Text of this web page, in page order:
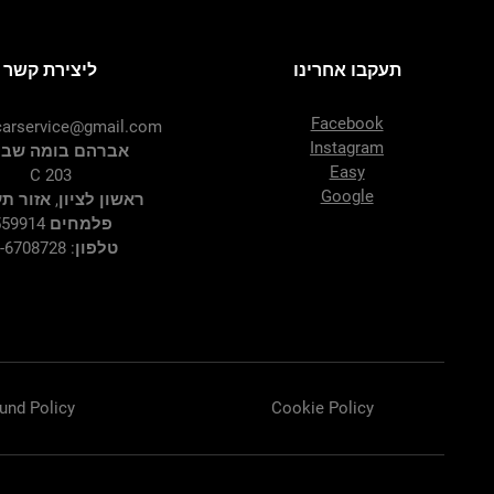
ליצירת קשר
אברהם בומה
C 203
ראשון לציון, אזור
טלפון: 03-6708728
תעקבו אחרינו
Facebook
Instagram
Easy
Google
Policy Cookie Policy